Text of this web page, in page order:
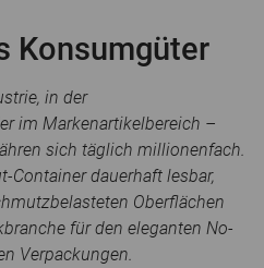
Konsumgüter
in der
im Markenartikelbereich –
sich täglich millionenfach.
Container dauerhaft lesbar,
Oberflächen
für den eleganten No-
Verpackungen.